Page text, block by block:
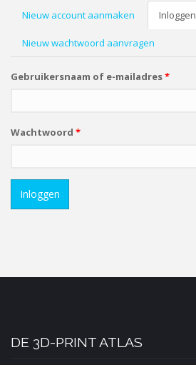
Nieuw account aanmaken Inloggen
Nieuw wachtwoord aanvragen
Gebruikersnaam of e-mailadres*
Wachtwoord *
Website
URL
Inloggen
DE 3D-PRINT ATLAS